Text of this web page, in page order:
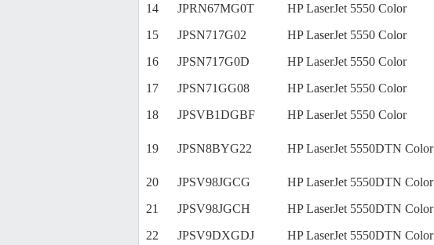
14
JPRN67MG0T HP LaserJet 5550 Color
15
JPSN717G02 HP LaserJet 5550 Color
16
JPSN717G0D HP LaserJet 5550 Color
17
JPSN71GG08 HP LaserJet 5550 Color
18
JPSVB1DGBF HP LaserJet 5550 Color
19 JPSN8BYG22 HP LaserJet 5550DTN Color
20
JPSV98JGCG HP LaserJet 5550DTN Color
21
JPSV98JGCH HP LaserJet 5550DTN Color
22
JPSV9DXGDJ HP LaserJet 5550DTN Color